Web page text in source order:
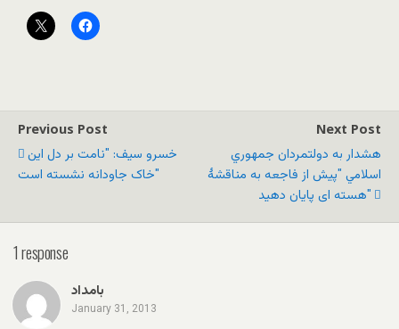
Previous Post
خسرو سیف: "نامت بر دل این
خاک جاودانه نشسته است"
Next Post
هشدار به دولتمردان جمهوري
اسلامي "پیش از فاجعه به مناقشهٔ
هسته ای پایان دهید"
1 response
بامداد
January 31, 2013